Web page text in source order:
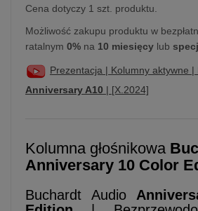
Cena dotyczy 1 szt. produktu.
Możliwość zakupu produktu w
ratalnym 0% na 10 miesięcy lub
Prezentacja | Kolumny aktywne |
Anniversary A10 | [X.2024]
Kolumna głośnikowa
Anniversary 10 Color
Buchardt Audio